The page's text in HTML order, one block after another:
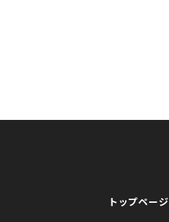
トップページ